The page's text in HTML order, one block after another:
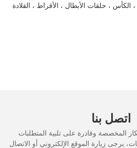
اتصل بنا
المخصصة وقادرة على تلبية المتطلبات
يرجى زيارة الموقع الإلكتروني أو الاتصال